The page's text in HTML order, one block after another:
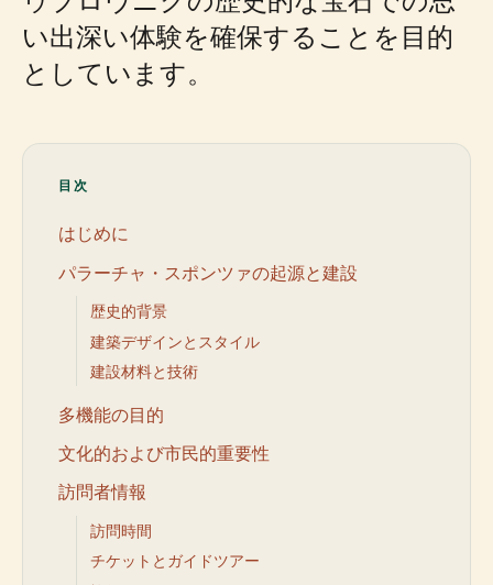
い出深い体験を確保することを目的
としています。
目次
はじめに
パラーチャ・スポンツァの起源と建設
歴史的背景
建築デザインとスタイル
建設材料と技術
多機能の目的
文化的および市民的重要性
訪問者情報
訪問時間
チケットとガイドツアー